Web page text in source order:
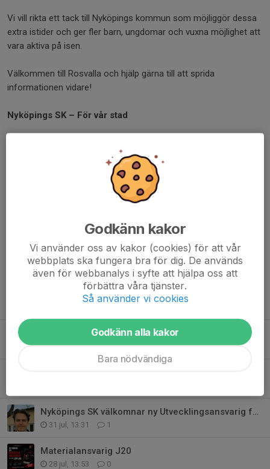
Vi vill rikta ett tack till Nyköpings kommun som möjliggör dessa
extra istider och ger fler barn, ungdomar och vuxna möjlighet att
vara aktiva på isen.
Välkommen till Rosvalla och hjälp gärna till att sprida
informationen vidare!
Nyköpings SK – För vår stad
Nu tror jag att datumen blivit förväxlade :)
Johan Skeppstedt 4 jun, 16:30
Ändrat 😀
Tidigare nyheter
Fler trogna samarbetspartners förlänger
5 aug, 18:00 0
Nyköpings SK välkomnar ny Utvecklingsansvarig för ungdomssidan
31 jul, 13:31 1
Materialansvarig J20
28 jul, 13:53 0
Godkänn kakor
Vi använder oss av kakor (cookies) för att vår
webbplats ska fungera bra för dig. De används
även för webbanalys i syfte att hjälpa oss att
förbättra våra tjänster.
Så använder vi cookies
Godkänn alla kakor
Bara nödvändiga